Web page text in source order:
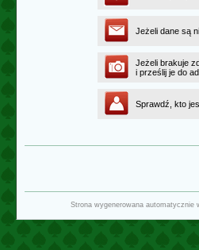
Jeżeli dane są
Jeżeli brakuje
i prześlij je do
Sprawdź, kto
Strona wygenerowana automatycznie